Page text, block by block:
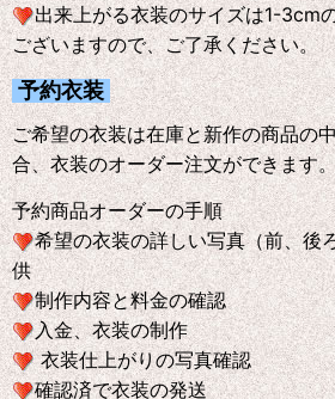
出来上がる衣装のサイズは1-3cm
ございますので、ご了承ください。
予約衣装
ご希望の衣装は在庫と新作の商品の
合、衣装のオーダー注文ができます。
予約商品オーダーの手順
希望の衣装の詳しい写真（前、後
供
制作内容と料金の確認
入金、衣装の制作
衣装仕上がりの写真確認
確認済で衣装の発送